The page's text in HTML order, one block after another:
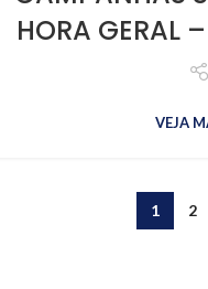
HORA
VEJA
1 2